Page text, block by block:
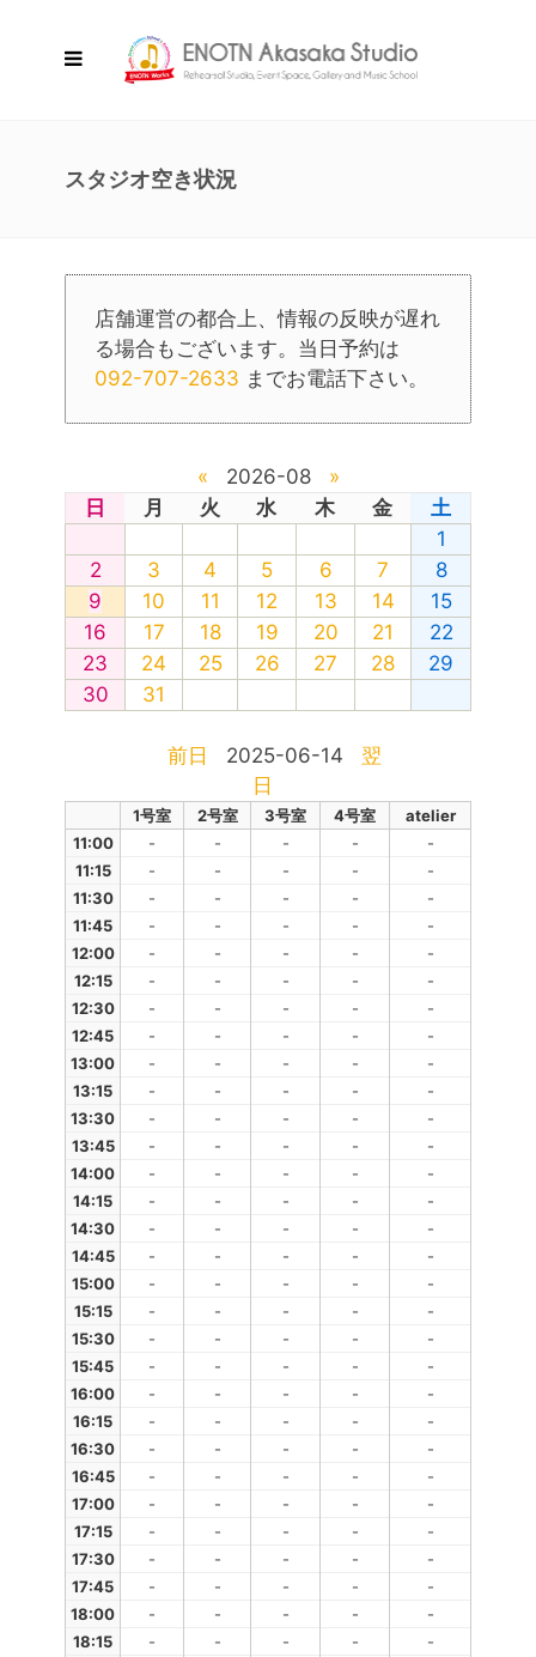
スタジオ空き状況
店舗運営の都合上、情報の反映が遅れ
る場合もございます。当日予約は
092-707-2633 までお電話下さい。
« 2026-08
»
日
月 火 水 木 金
土
1
2
3 4 5 6 7
8
9
10 11 12 13 14
15
16
17 18 19 20 21
22
23
24 25 26 27 28
29
30
31
前日 2025-06-14
翌
日
1号室 2号室 3号室 4号室
atelier
11:00
- - - -
-
11:15
- - - -
-
11:30
- - - -
-
11:45
- - - -
-
12:00
- - - -
-
12:15
- - - -
-
12:30
- - - -
-
12:45
- - - -
-
13:00
- - - -
-
13:15
- - - -
-
13:30
- - - -
-
13:45
- - - -
-
14:00
- - - -
-
14:15
- - - -
-
14:30
- - - -
-
14:45
- - - -
-
15:00
- - - -
-
15:15
- - - -
-
15:30
- - - -
-
15:45
- - - -
-
16:00
- - - -
-
16:15
- - - -
-
16:30
- - - -
-
16:45
- - - -
-
17:00
- - - -
-
17:15
- - - -
-
17:30
- - - -
-
17:45
- - - -
-
18:00
- - - -
-
18:15
- - - -
-